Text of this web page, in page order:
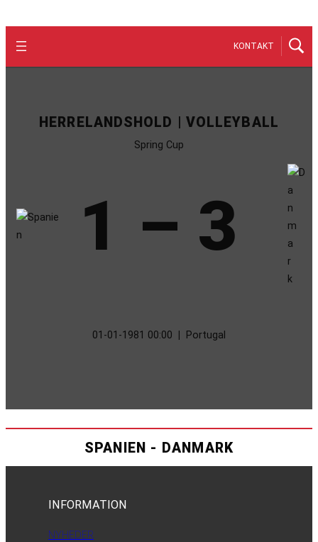
KONTAKT
HERRELANDSHOLD | VOLLEYBALL
Spring Cup
1 – 3
01-01-1981 00:00 Portugal
SPANIEN - DANMARK
INFORMATION
NYHEDER